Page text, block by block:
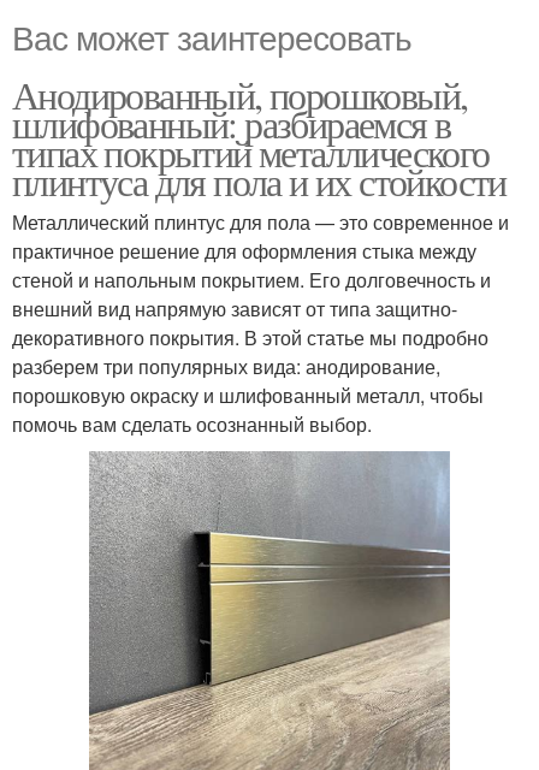
Вас может заинтересовать
Анодированный, порошковый,
шлифованный: разбираемся в
типах покрытий металлического
плинтуса для пола и их стойкости
Металлический плинтус для пола — это современное и
практичное решение для оформления стыка между
стеной и напольным покрытием. Его долговечность и
внешний вид напрямую зависят от типа защитно-
декоративного покрытия. В этой статье мы подробно
разберем три популярных вида: анодирование,
порошковую окраску и шлифованный металл, чтобы
помочь вам сделать осознанный выбор.